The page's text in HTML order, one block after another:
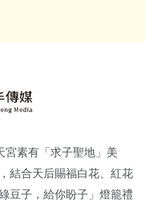
宮素有「求子聖地」美
結合天后賜福白花、紅花
豆子，給你盼子」燈籠禮